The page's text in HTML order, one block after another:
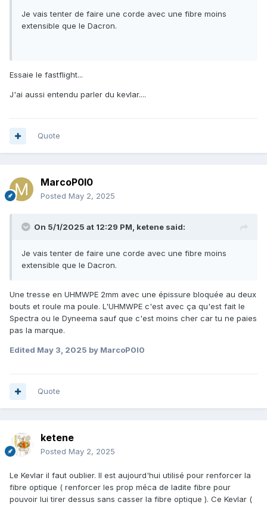
Je vais tenter de faire une corde avec une fibre moins
extensible que le Dacron.
Essaie le fastflight...
J'ai aussi entendu parler du kevlar....
Quote
MarcoP0l0
Posted May 2, 2025
On 5/1/2025 at 12:29 PM, ketene said:
Je vais tenter de faire une corde avec une fibre moins
extensible que le Dacron.
Une tresse en UHMWPE 2mm avec une épissure bloquée au deux
bouts et roule ma poule. L'UHMWPE c'est avec ça qu'est fait le
Spectra ou le Dyneema sauf que c'est moins cher car tu ne paies
pas la marque.
Edited May 3, 2025 by MarcoP0l0
Quote
ketene
Posted May 2, 2025
Le Kevlar il faut oublier. Il est aujourd'hui utilisé pour renforcer la
fibre optique ( renforcer les prop méca de ladite fibre pour
pouvoir lui tirer dessus sans casser la fibre optique ). Ce Kevlar (